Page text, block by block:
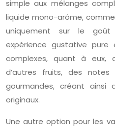
simple aux mélanges
liquide mono-arôme,
uniquement sur le goût
expérience gustative pure
complexes, quant à eux,
d’autres fruits, des
gourmandes, créant ainsi
originaux.
Une autre option pour les